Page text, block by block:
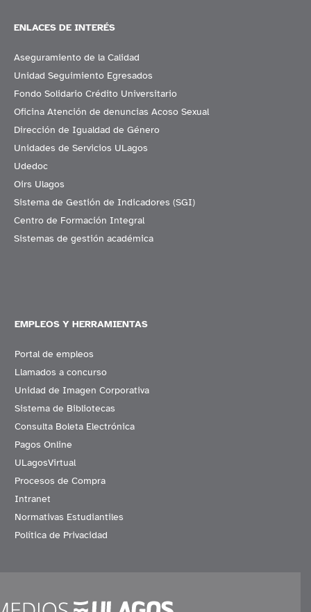
ENLACES DE INTERÉS
Aseguramiento de la Calidad
Unidad Seguimiento Egresados
Fondo Solidario Crédito Universitario
Oficina Atención de denuncias Acoso Sexual
Dirección de Igualdad de Género
Unidades de Servicios ULagos
Udedoc
Oirs Ulagos
Sistema de Gestión de Indicadores (SGI)
Centro de Formación Integral
Sistemas de gestión académica
EMPLEOS Y HERRAMIENTAS
Portal de empleos
Llamados a concurso
Unidad de Imagen Corporativa
Sistema de Bibliotecas
Consulta Boleta Electrónica
Pagos Online
ULagosVirtual
Procesos de Compra
Intranet
Normativas Estudiantiles
Política de Privacidad